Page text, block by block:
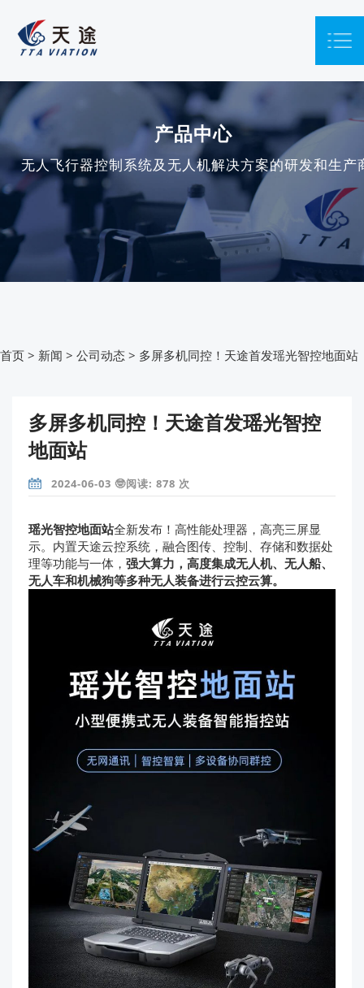
产品中心
无人飞行器控制系统及无人机解决方案的研发和生产
首页 > 新闻 > 公司动态 > 多屏多机同控！天途首发瑶光智控地面站
多屏多机同控！天途首发瑶光智控
地面站
2024-06-03 🤓阅读: 878 次
瑶光智控地面站全新发布！高性能处理器，高亮三屏显
示。内置天途云控系统，融合图传、控制、存储和数据处
理等功能与一体， 强大算力，高度集成无人机、无人船、
无人车和机械狗等多种无人装备进行云控云算。